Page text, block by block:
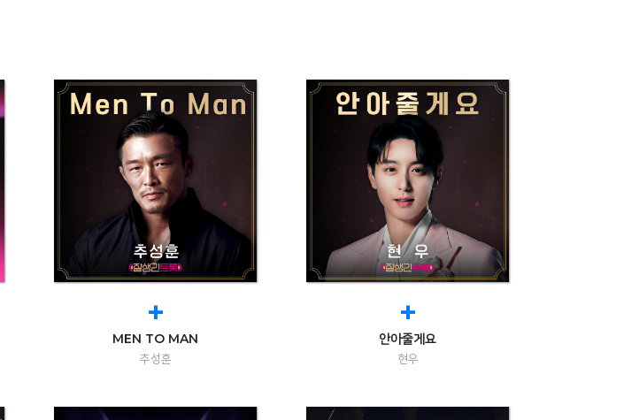
+
MEN TO MAN
추성훈
+
안아줄게요
현우